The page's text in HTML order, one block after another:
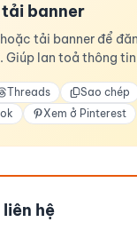
tải banner
tải banner để
Giúp lan toả thông
Threads Sao chép
Xem ở Pinterest
hệ